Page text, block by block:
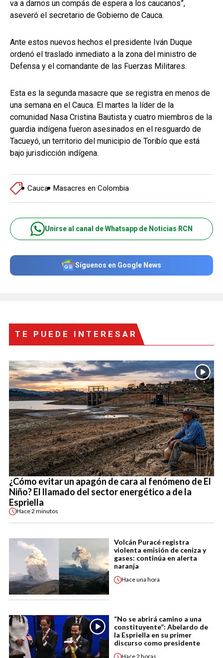
va a darnos un compás de espera a los caucanos”,
aseveró el secretario de Gobierno de Cauca.
Ante estos nuevos hechos el presidente Iván Duque
ordenó el traslado inmediato a la zona del ministro de
Defensa y el comandante de las Fuerzas Militares.
Esta es la segunda masacre que se registra en menos de
una semana en el Cauca. El martes la líder de la
comunidad Nasa Cristina Bautista y cuatro miembros de la
guardia indígena fueron asesinados en el resguardo de
Tacueyó, un territorio del municipio de Toribío que está
bajo jurisdicción indígena.
Cauca Masacres en Colombia
Unirse al canal de Whatsapp de Noticias RCN
Síguenos en Google News
TE PUEDE INTERESAR
¿Cómo evitar un apagón de cara al fenómeno de El
Niño? El llamado del sector energético a de la
Espriella
Hace2 minutos
Volcán Puracé registra
violenta emisión de ceniza y
gases: continúa en alerta
naranja
Haceuna hora
“No se abrirá camino a una
constituyente”: Abelardo de
la Espriella en su primer
discurso como presidente
Hace2 horas